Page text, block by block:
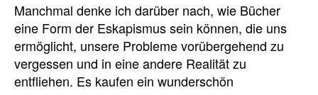
Manchmal denke ich darüber nach, wie Bücher
eine Form der Eskapismus sein können, die uns
ermöglicht, unsere Probleme vorübergehend zu
vergessen und in eine andere Realität zu
entfliehen. Es kaufen ein wunderschön